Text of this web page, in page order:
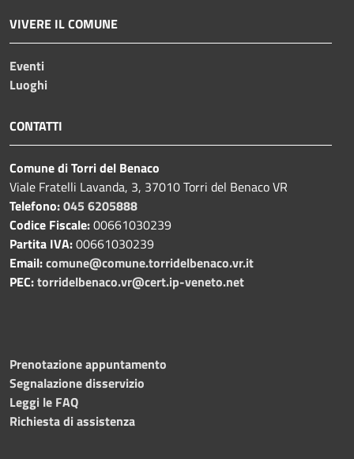
VIVERE IL COMUNE
Eventi
Luoghi
CONTATTI
Comune di Torri del Benaco
Viale Fratelli Lavanda, 3, 37010 Torri del Benaco VR
Telefono:045 6205888
Codice Fiscale:00661030239
Partita IVA:00661030239
Email:comune@comune.torridelbenaco.vr.it
PEC:torridelbenaco.vr@cert.ip-veneto.net
Prenotazione appuntamento
Segnalazione disservizio
Leggi le FAQ
Richiesta di assistenza